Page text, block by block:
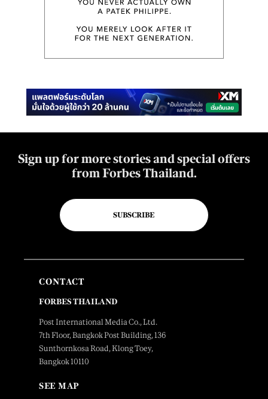
Sign up for more stories and special offers
from Forbes Thailand.
SUBSCRIBE
CONTACT
FORBES THAILAND
Post International Media Co., Ltd.
7th Floor, Bangkok Post Building, 136
Sunthornkosa Road, Klong Toey,
Bangkok 10110
SEE MAP